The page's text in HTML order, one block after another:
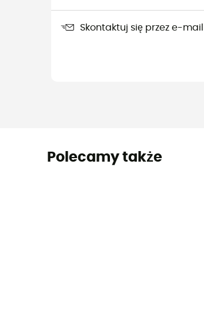
Skontaktuj się przez e-mail
Polecamy także